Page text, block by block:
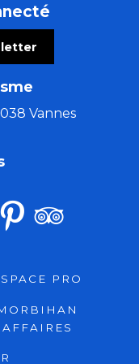
Vannes
PRO
AFFAIRES